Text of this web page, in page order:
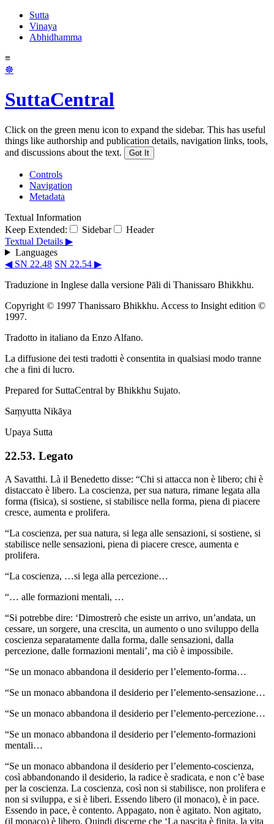
Sutta
Vinaya
Abhidhamma
≡
☸
SuttaCentral
Click on the green menu icon to expand the sidebar. This has useful
things like authorship and publication details, navigation links, tools,
and discussions about the text.
Got It
Controls
Navigation
Metadata
Textual Information
Keep Extended:
Sidebar
Header
Textual Details ▶
Languages
◀ SN 22.48 SN 22.54 ▶
Traduzione in Inglese dalla versione Pāli di Thanissaro Bhikkhu.
Copyright © 1997 Thanissaro Bhikkhu. Access to Insight edition ©
1997.
Tradotto in italiano da Enzo Alfano.
La diffusione dei testi tradotti è consentita in qualsiasi modo tranne
che a fini di lucro.
Prepared for SuttaCentral by Bhikkhu Sujato.
Saṃyutta Nikāya
Upaya Sutta
22.53. Legato
A Savatthi. Là il Benedetto disse: “Chi si attacca non è libero; chi è
distaccato è libero. La coscienza, per sua natura, rimane legata alla
forma (fisica), si sostiene, si stabilisce nella forma, piena di piacere
cresce, aumenta e prolifera.
“La coscienza, per sua natura, si lega alle sensazioni, si sostiene, si
stabilisce nelle sensazioni, piena di piacere cresce, aumenta e
prolifera.
“La coscienza, …si lega alla percezione…
“… alle formazioni mentali, …
“Si potrebbe dire: ‘Dimostrerò che esiste un arrivo, un’andata, un
cessare, un sorgere, una crescita, un aumento o uno sviluppo della
coscienza separatamente dalla forma, dalle sensazioni, dalla
percezione, dalle formazioni mentali’, ma ciò è impossibile.
“Se un monaco abbandona il desiderio per l’elemento-forma…
“Se un monaco abbandona il desiderio per l’elemento-sensazione…
“Se un monaco abbandona il desiderio per l’elemento-percezione…
“Se un monaco abbandona il desiderio per l’elemento-formazioni
mentali…
“Se un monaco abbandona il desiderio per l’elemento-coscienza,
così abbandonando il desiderio, la radice è sradicata, e non c’è base
per la coscienza. La coscienza, così non si stabilisce, non prolifera e
non si sviluppa, e si è liberi. Essendo libero (il monaco), è in pace.
Essendo in pace, è contento. Appagato, non è agitato. Non agitato,
(il monaco) è libero. Quindi discerne che ‘La nascita è finita, la vita